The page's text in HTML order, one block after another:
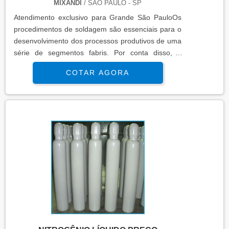
MIXANDI / SÃO PAULO - SP
Atendimento exclusivo para Grande São PauloOs
procedimentos de soldagem são essenciais para o
desenvolvimento dos processos produtivos de uma
série de segmentos fabris. Por conta disso, o
aluguel de inversora de solda com uma empresa
especializada e de confiança do ramo de locação
de equipamentos é com certeza uma ótima
opção!o produto oferece muitas funcionalidadesO
excelência, é capaz de atender a demanda
industrial, ofertando máquinas calibradas e
verificadas, com mão de obra qualificada se assim
for necessário. O aluguel máquina de solda é
indicado para: Construção civil; Indústria
mecânica; Refinarias de petróleo e
gás; Serralherias. A Mixandi Comércio de Gases e
Materiais de Solda LTDA-EPP, iniciou suas
COTAR AGORA